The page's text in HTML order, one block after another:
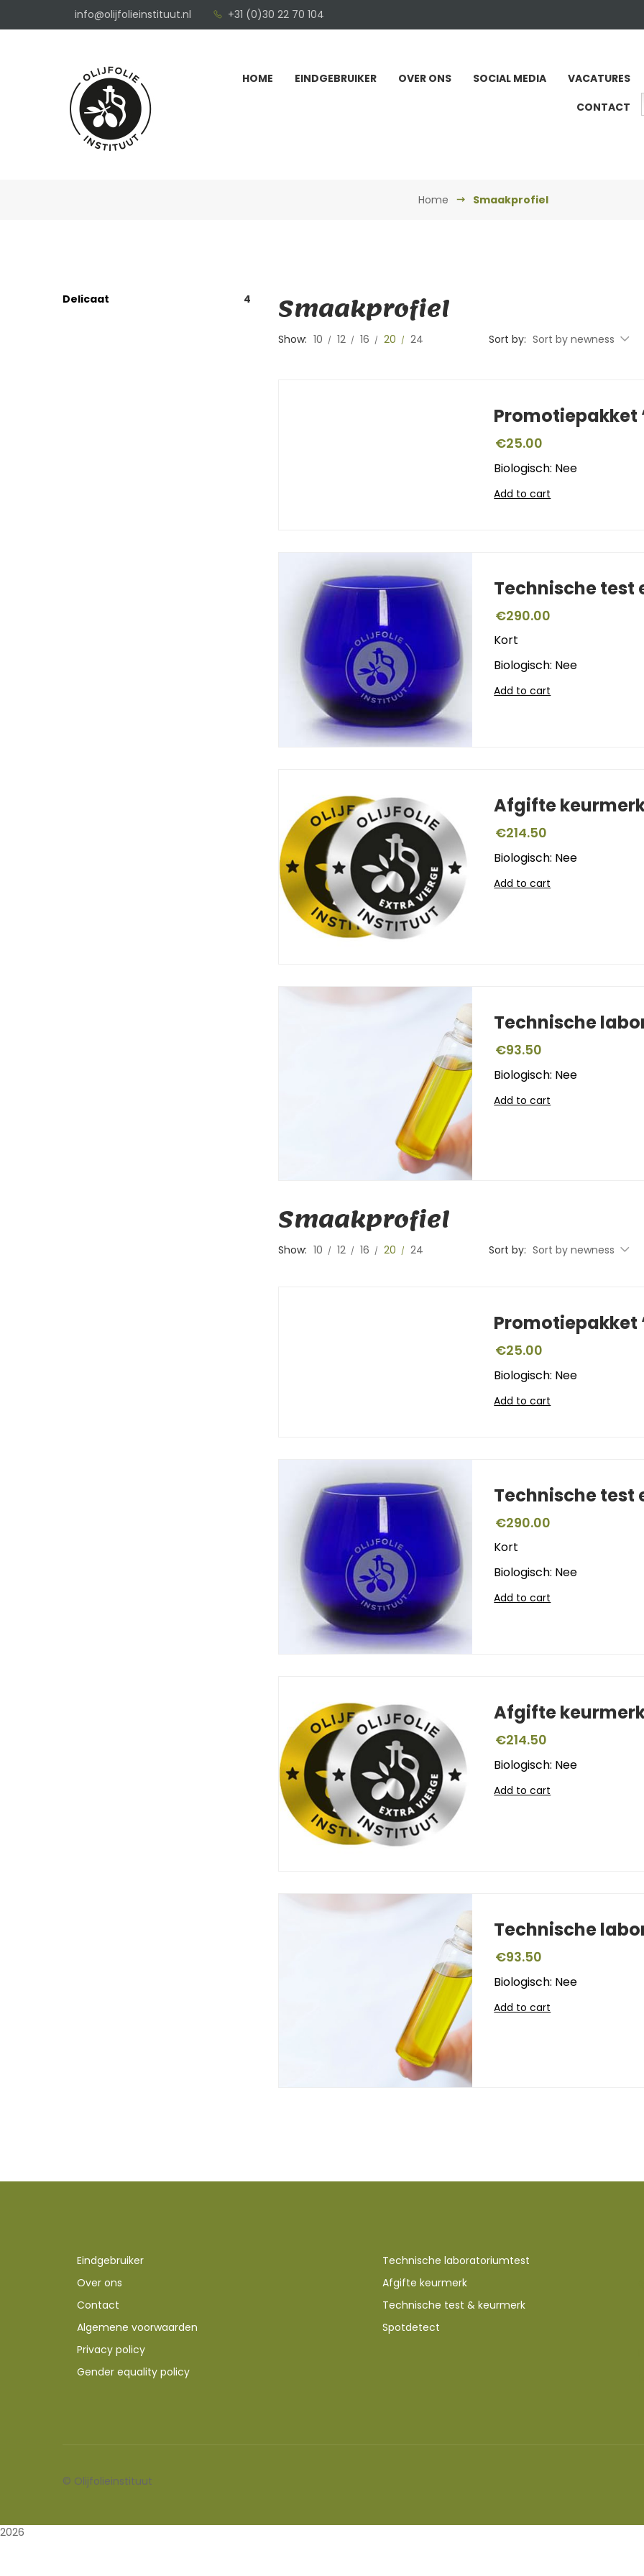
info@olijfolieinstituut.nl +31 (0)30 22 70 104
HOME EINDGEBRUIKER OVER ONS SOCIAL MEDIA
VACATURES
CONTACT
Home Smaakprofiel
Delicaat 4 Smaakprofiel
Show: 10 12 16 20 24 Sort by: Sort by newness
Promotiepakket
€25.00
Biologisch: Nee
Add to cart
Technische test
€290.00
Kort
Biologisch: Nee
Add to cart
Afgifte
€214.50
Biologisch: Nee
Add to cart
Technische
€93.50
Biologisch: Nee
Add to cart
Smaakprofiel
Show: 10 12 16 20 24 Sort by: Sort by newness
Promotiepakket
€25.00
Biologisch: Nee
Add to cart
Technische test
€290.00
Kort
Biologisch: Nee
Add to cart
Afgifte
€214.50
Biologisch: Nee
Add to cart
Technische
€93.50
Biologisch: Nee
Add to cart
Eindgebruiker
Over ons
Contact
Algemene voorwaarden
Privacy policy
Gender equality policy
Technische laboratoriumtest
Afgifte keurmerk
Technische test & keurmerk
Spotdetect
© Olijfolieinstituut
2026